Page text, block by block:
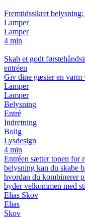
Fremtidssikret
Lamper
Lamper
4 min
Skab et godt
entréen
Giv dine gæster en varm
Lamper
Lamper
Belysning
Entré
Indretning
Bolig
Lysdesign
4 min
Entréen sætter tonen for
belysning kan du skabe
hvordan du kombinerer
byder velkommen med
Elias Skov
Elias
Skov